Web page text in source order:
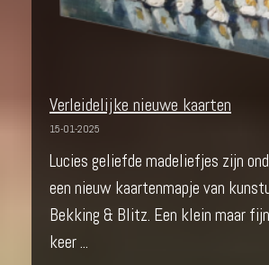
Verleidelijke nieuwe kaarten
15-01-2025
Lucies geliefde madeliefjes zijn
een nieuw kaartenmapje van
Bekking & Blitz. Een klein maar
keer ...